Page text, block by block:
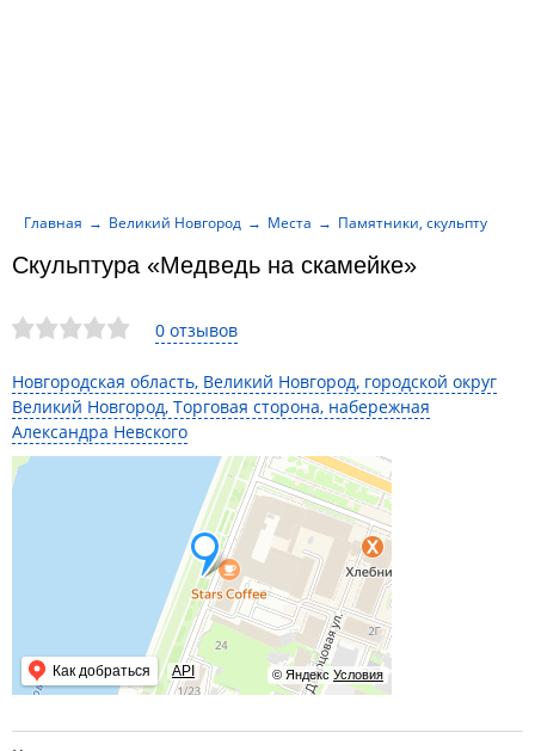
0 отзывов
Новгородская область, Великий Новгород, городской округ
Великий Новгород, Торговая сторона, набережная
Александра Невского
© Яндекс Условия
Как добраться API
Скульптура «Медведь на скамейке»
Главная Великий Новгород Места Памятники, скульптуры,